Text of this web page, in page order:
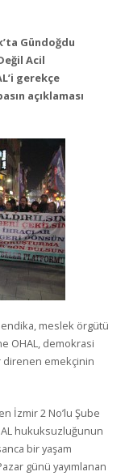
Gündoğdu
Acil
gerekçe
açıklaması
meslek örgütü
OHAL, demokrasi
direnen emekçinin
İzmir 2 No’lu Şube
hukuksuzluğunun
bir yaşam
günü yayımlanan